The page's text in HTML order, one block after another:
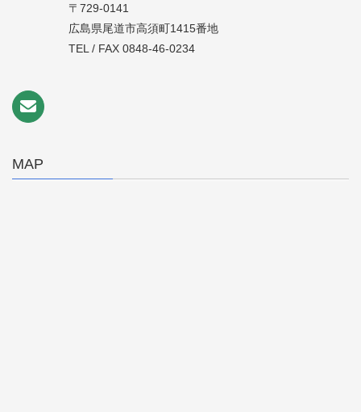
〒729-0141
広島県尾道市高須町1415番地
TEL / FAX 0848-46-0234
MAP